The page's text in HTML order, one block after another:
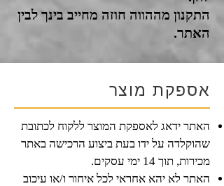
התקנון מההווה חוזה מחייב בינך לבין
האתר.
אספקת מוצר
האתר ידאג לאספקת המוצר ללקוח לכתובת
שהוקלדה על ידו בעת ביצוע הרכישה באתר
מכירות, תוך 14 ימי עסקים.​
האתר לא יהא אחראי לכל איחור ו/או עיכוב